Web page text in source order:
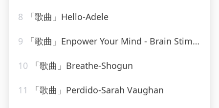
8 「歌曲」Hello-Adele
9 「歌曲」Enpower Your Mind - Brain Stimulation Music-Moonlight Richards
10 「歌曲」Breathe-Shogun
11 「歌曲」Perdido-Sarah Vaughan